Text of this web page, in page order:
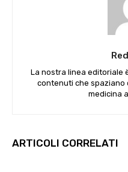
La nostra linea editoriale
contenuti che spaziano
medicina
ARTICOLI CORRELATI